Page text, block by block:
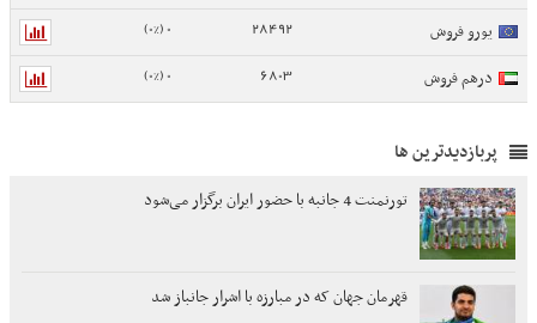
یورو فروش 28492
0 (0%)
درهم فروش 6803
0 (0%)
پربازدیدترین ها
تورنمنت 4 جانبه با حضور ایران برگزار می‌شود
قهرمان جهان که در مبارزه با اشرار جانباز شد